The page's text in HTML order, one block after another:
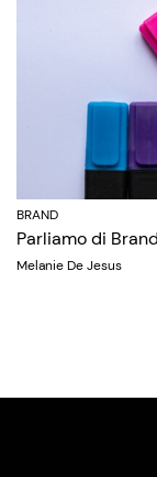
BRAND
Parliamo di
Melanie De Jesus